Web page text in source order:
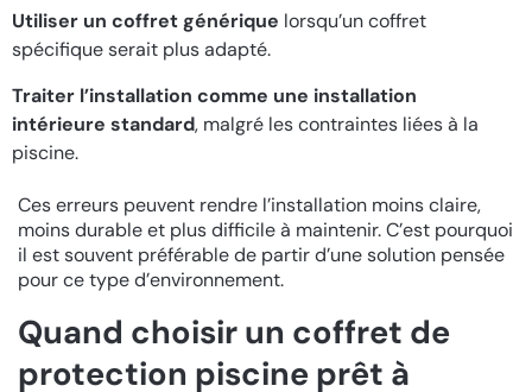
Utiliser un coffret générique lorsqu’un coffret
spécifique serait plus adapté.
Traiter l’installation comme une installation
intérieure standard, malgré les contraintes liées à la
piscine.
Ces erreurs peuvent rendre l’installation moins claire,
moins durable et plus difficile à maintenir. C’est pourquoi
il est souvent préférable de partir d’une solution pensée
pour ce type d’environnement.
Quand choisir un coffret de
protection piscine prêt à